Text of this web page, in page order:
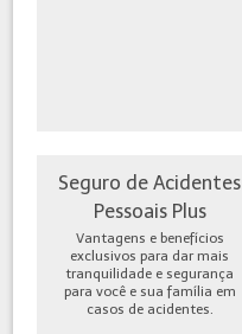
Seguro de Acidentes
Pessoais Plus
Vantagens e benefícios
exclusivos para dar mais
tranquilidade e segurança
para você e sua família em
casos de acidentes.